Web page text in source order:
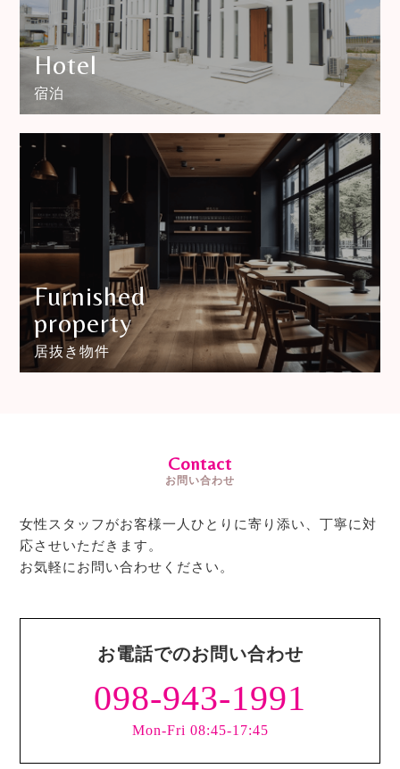
Hotel
宿泊
Furnished
property
居抜き物件
Contact
お問い合わせ
女性スタッフがお客様一人ひとりに寄り添い、丁寧に対
応させいただきます。
お気軽にお問い合わせください。
お電話でのお問い合わせ
098-943-1991
Mon-Fri 08:45-17:45